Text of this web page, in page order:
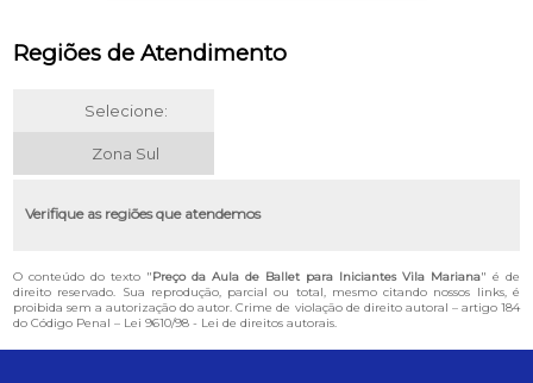
Regiões de Atendimento
Selecione:
Zona Sul
Verifique as regiões que atendemos
O conteúdo do texto "Preço da Aula de Ballet para Iniciantes Vila Mariana" é de
direito reservado. Sua reprodução, parcial ou total, mesmo citando nossos links, é
proibida sem a autorização do autor. Crime de violação de direito autoral – artigo 184
do Código Penal – Lei 9610/98 - Lei de direitos autorais.